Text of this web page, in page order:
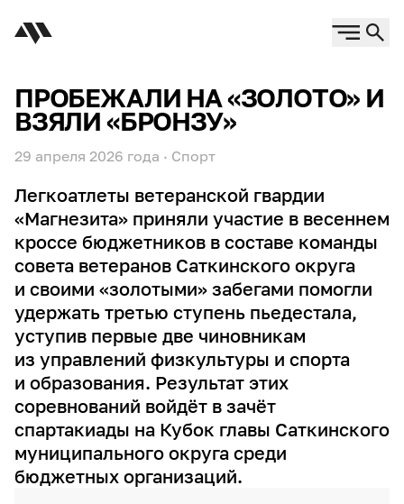
ПРОБЕЖАЛИ НА «ЗОЛОТО» И
ВЗЯЛИ «БРОНЗУ»
29 апреля 2026 года · Спорт
Легкоатлеты ветеранской гвардии
«Магнезита» приняли участие в весеннем
кроссе бюджетников в составе команды
совета ветеранов Саткинского округа
и своими «золотыми» забегами помогли
удержать третью ступень пьедестала,
уступив первые две чиновникам
из управлений физкультуры и спорта
и образования. Результат этих
соревнований войдёт в зачёт
спартакиады на Кубок главы Саткинского
муниципального округа среди
бюджетных организаций.